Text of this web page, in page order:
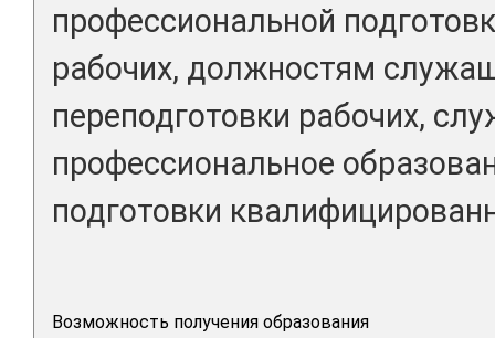
профессиональной
рабочих, должностям
переподготовки рабочих,
профессиональное
подготовки
Возможность получения образования